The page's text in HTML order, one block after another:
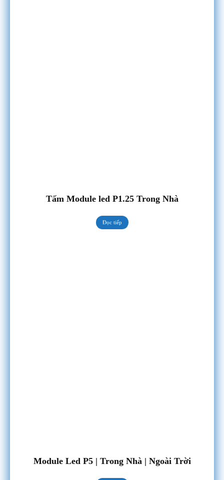
Tấm Module led P1.25 Trong Nhà
Đọc tiếp
Module Led P5 | Trong Nhà | Ngoài Trời